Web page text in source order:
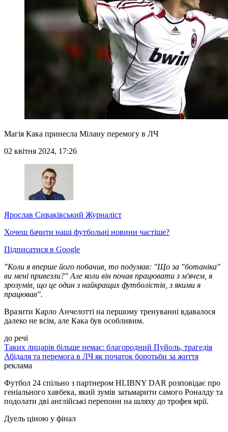
Магія Кака принесла Мілану перемогу в ЛЧ
02 квітня 2024, 17:26
Ярослав Сиваківський Журналіст
Хочеш бачити наші футбольні новини частіше?
Підписатися в Google
"Коли я вперше його побачив, то подумав: "Що за "ботаніка"
ви мені привезли?" Але коли він почав працювати з м'ячем, я
зрозумів, що це один з найкращих футболістів, з якими я
працював".
Вразити Карло Анчелотті на першому тренуванні вдавалося
далеко не всім, але Кака був особливим.
до речі
Таких лицарів більше немає: благородний Пуйоль, трагедія
Абідаля та перемога в ЛЧ як початок боротьби за життя
реклама
Футбол 24 спільно з партнером HLIBNY DAR розповідає про
геніального хавбека, який зумів затьмарити самого Роналду та
подолати дві англійські перепони на шляху до трофея мрії.
Дуель ціною у фінал